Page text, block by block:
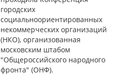
городских
социальноориентированных
некоммерческих организаций
(НКО), организованная
московским штабом
"Общероссийского народного
фронта" (ОНФ).